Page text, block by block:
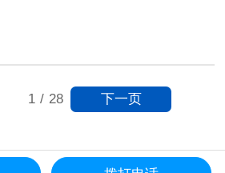
1 / 28 下一页